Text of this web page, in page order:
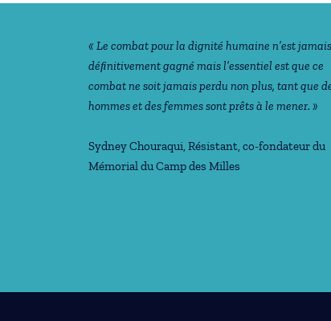
« Le combat pour la dignité humaine n’est jamais
déﬁnitivement gagné mais l’essentiel est que ce
combat ne soit jamais perdu non plus, tant que
hommes et des femmes sont prêts à le mener. »
Sydney Chouraqui, Résistant, co-fondateur du
Mémorial du Camp des Milles